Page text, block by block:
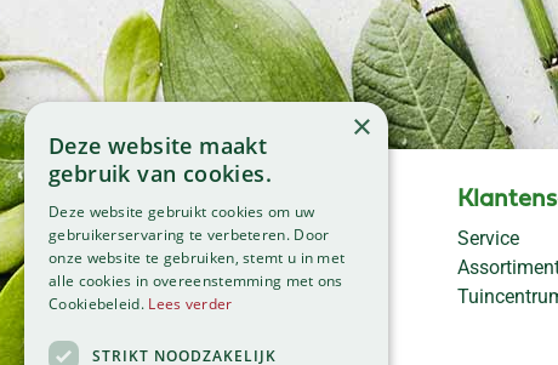
Maandag
09:00 - 18:00
Dinsdag
09:00 - 18:00
Woensdag
09:00 - 18:00
Vrijdag
09:00 - 18:00
Service
×
Deze website maakt
gebruik van cookies.
Deze website gebruikt cookies om uw
gebruikerservaring te verbeteren. Door
onze website te gebruiken, stemt u in met
alle cookies in overeenstemming met ons
Cookiebeleid. Lees verder
STRIKT NOODZAKELIJK